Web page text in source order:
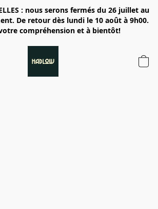
: nous serons fermés du 26 juillet au
De retour dès lundi le 10 août à 9h00.
compréhension et à bientôt!